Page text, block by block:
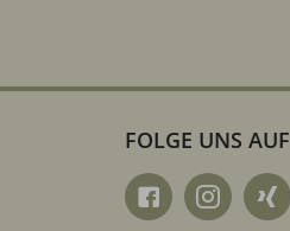
FOLGE UNS AUF